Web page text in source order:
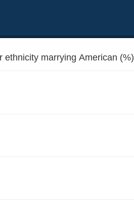
ethnicity marrying American (%)